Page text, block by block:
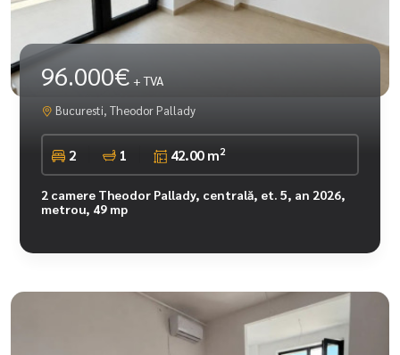
96.000€ + TVA
Bucuresti, Theodor Pallady
2 1 42.00 m2
2 camere Theodor Pallady, centrală, et. 5, an 2026,
metrou, 49 mp